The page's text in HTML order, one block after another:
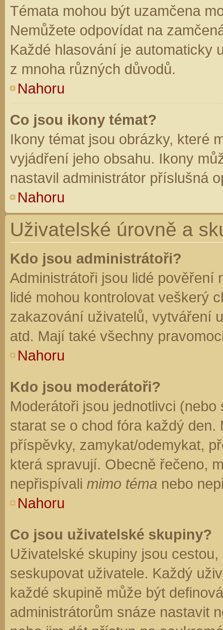
Témata mohou být uzamčena
Nemůžete odpovídat na
Každé hlasování je automaticky
z mnoha různých důvodů.
Nahoru
Co jsou ikony témat?
Ikony témat jsou obrázky, které
vyjádření jeho obsahu. Ikony
nastavil administrátor příslušná
Nahoru
Uživatelské úrovně a
Kdo jsou administrátoři?
Administrátoři jsou lidé pověření
lidé mohou kontrolovat veškerý
zakazování uživatelů, vytváření
atd. Mají také všechny
Nahoru
Kdo jsou moderátoři?
Moderátoři jsou jednotlivci
starat se o chod fóra každý
příspěvky, zamykat/odemykat,
která spravují. Obecně řečeno,
nepřispívali mimo téma nebo
Nahoru
Co jsou uživatelské skupiny?
Uživatelské skupiny jsou
seskupovat uživatele. Každý
každé skupině může být
administrátorům snáze nastavit